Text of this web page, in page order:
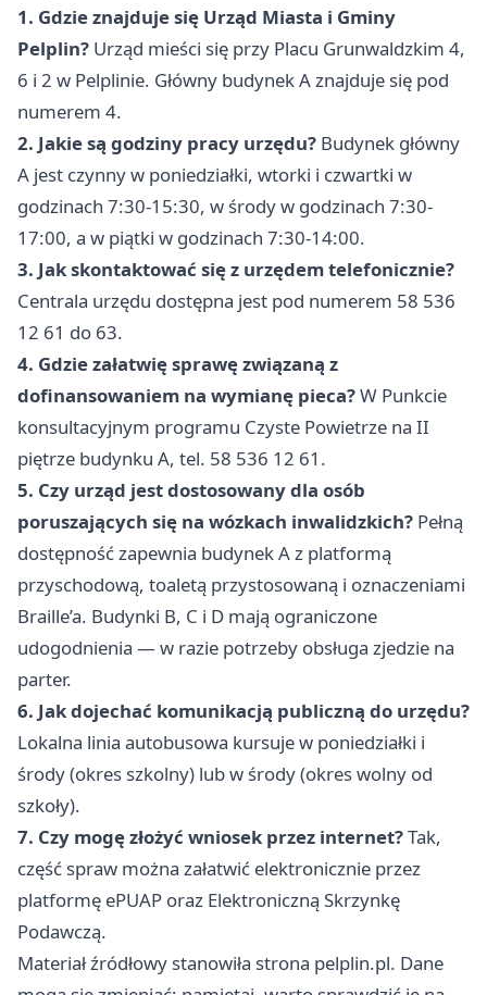
1. Gdzie znajduje się Urząd Miasta i Gminy
Pelplin? Urząd mieści się przy Placu Grunwaldzkim 4,
6 i 2 w Pelplinie. Główny budynek A znajduje się pod
numerem 4.
2. Jakie są godziny pracy urzędu? Budynek główny
A jest czynny w poniedziałki, wtorki i czwartki w
godzinach 7:30-15:30, w środy w godzinach 7:30-
17:00, a w piątki w godzinach 7:30-14:00.
3. Jak skontaktować się z urzędem telefonicznie?
Centrala urzędu dostępna jest pod numerem 58 536
12 61 do 63.
4. Gdzie załatwię sprawę związaną z
dofinansowaniem na wymianę pieca?W Punkcie
konsultacyjnym programu Czyste Powietrze na II
piętrze budynku A, tel. 58 536 12 61.
5. Czy urząd jest dostosowany dla osób
poruszających się na wózkach inwalidzkich? Pełną
dostępność zapewnia budynek A z platformą
przyschodową, toaletą przystosowaną i oznaczeniami
Braille’a. Budynki B, C i D mają ograniczone
udogodnienia — w razie potrzeby obsługa zjedzie na
parter.
6. Jak dojechać komunikacją publiczną do urzędu?
Lokalna linia autobusowa kursuje w poniedziałki i
środy (okres szkolny) lub w środy (okres wolny od
szkoły).
7. Czy mogę złożyć wniosek przez internet?Tak,
część spraw można załatwić elektronicznie przez
platformę ePUAP oraz Elektroniczną Skrzynkę
Podawczą.
Materiał źródłowy stanowiła strona pelplin.pl. Dane